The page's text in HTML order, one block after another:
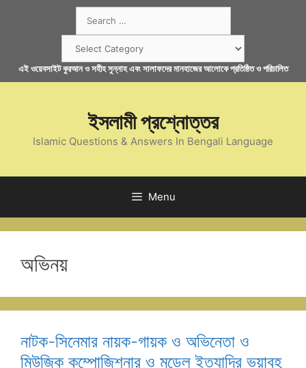
for:
এই ওয়েবসাইট কুরআন ও সহীহ সুন্নাহ এবং সালাফদের মানহাজের আলোকে প্রতিষ্ঠিত ও পরিচালিত
ইসলামী প্রশ্নোত্তর
Islamic Questions & Answers In Bengali Language
Menu
অভিনয়
নাটক-সিনেমার নায়ক-গায়ক ও অভিনেতা ও
মিউজিক কম্পোজিশনার ও মডেল ইত্যাদির ভয়াবহ